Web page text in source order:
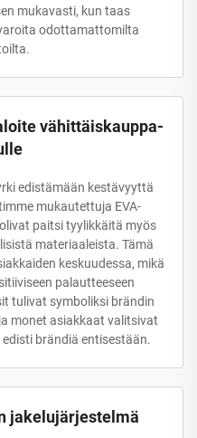
mukavasti, kun taas
odottamattomilta
vähittäiskauppa-
edistämään kestävyyttä
mukautettuja EVA-
paitsi tyylikkäitä myös
materiaaleista. Tämä
keskuudessa, mikä
palautteeseen
tulivat symboliksi brändin
monet asiakkaat valitsivat
brändiä entisestään.
jakelujärjestelmä